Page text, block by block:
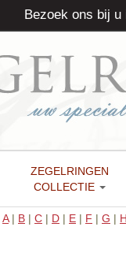
ZEGELRINGEN
COLLECTIE
A| B | C | D | E | F | G | H
Bezoek ons bij u